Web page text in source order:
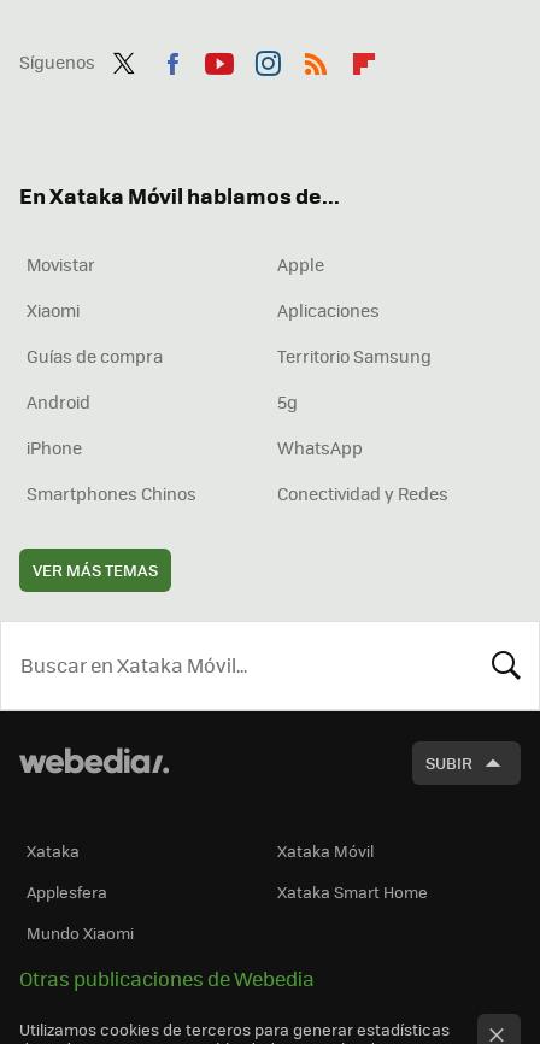
Síguenos
En Xataka Móvil hablamos de...
Movistar
Apple
Xiaomi
Aplicaciones
Guías de compra
Territorio Samsung
Android
5g
iPhone
WhatsApp
Smartphones Chinos
Conectividad y Redes
VER MÁS TEMAS
SUBIR
Xataka
Xataka Móvil
Applesfera
Xataka Smart Home
Mundo Xiaomi
Otras publicaciones de Webedia
Utilizamos cookies de terceros para generar estadísticas